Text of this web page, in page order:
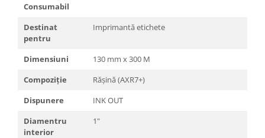
Consumabil
Destinat
pentru
Imprimantă etichete
Dimensiuni
130 mm x 300 M
Compoziție
Rășină (AXR7+)
Dispunere
INK OUT
Diamentru
interior
1"